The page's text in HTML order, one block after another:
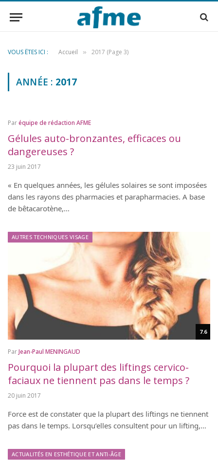
VOUS ÊTES ICI : Accueil » 2017 (Page 3)
ANNÉE : 2017
Paréquipe de rédaction AFME
Gélules auto-bronzantes, efficaces ou
dangereuses ?
23 juin 2017
« En quelques années, les gélules solaires se sont imposées
dans les rayons des pharmacies et parapharmacies. A base
de bêtacarotène,…
7.6
AUTRES TECHNIQUES VISAGE
ParJean-Paul MENINGAUD
Pourquoi la plupart des liftings cervico-
faciaux ne tiennent pas dans le temps ?
20 juin 2017
Force est de constater que la plupart des liftings ne tiennent
pas dans le temps. Lorsqu’elles consultent pour un lifting,…
ACTUALITÉS EN ESTHÉTIQUE ET ANTI-ÂGE